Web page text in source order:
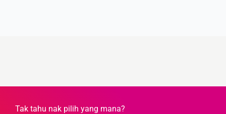
Tak tahu nak pilih yang mana?